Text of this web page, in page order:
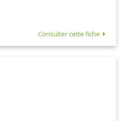
Consulter cette fiche